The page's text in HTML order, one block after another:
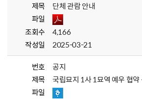
제목
단체 관람 안내
파일
조회수
4,166
작성일
2025-03-21
번호
공지
제목
국립묘지 1사 1묘역 예우 협약
파일